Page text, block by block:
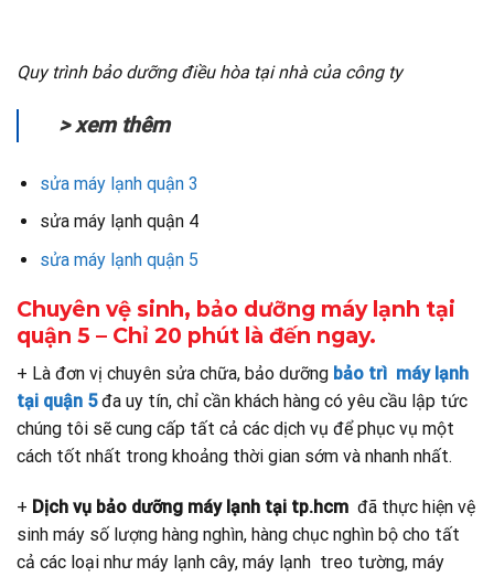
Quy trình bảo dưỡng điều hòa tại nhà của công ty
> xem thêm
sửa máy lạnh quận 3
sửa máy lạnh quận 4
sửa máy lạnh quận 5
Chuyên vệ sinh, bảo dưỡng máy lạnh tại
quận 5 – Chỉ 20 phút là đến ngay.
+ Là đơn vị chuyên sửa chữa, bảo dưỡng bảo trì máy lạnh
tại quận 5đa uy tín, chỉ cần khách hàng có yêu cầu lập tức
chúng tôi sẽ cung cấp tất cả các dịch vụ để phục vụ một
cách tốt nhất trong khoảng thời gian sớm và nhanh nhất.
+ Dịch vụ bảo dưỡng máy lạnh tại tp.hcm đã thực hiện vệ
sinh máy số lượng hàng nghìn, hàng chục nghìn bộ cho tất
cả các loại như máy lạnh cây, máy lạnh treo tường, máy